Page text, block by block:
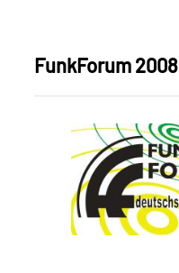
FunkForum 2008